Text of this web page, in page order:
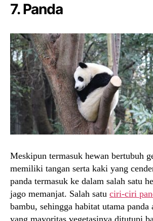
7. Panda
Meskipun termasuk hewan bertubuh
memiliki tangan serta kaki yang
panda termasuk ke dalam salah satu
jago memanjat. Salah satu ciri-ciri
bambu, sehingga habitat utama panda
yang mayoritas vegetasinya ditutupi